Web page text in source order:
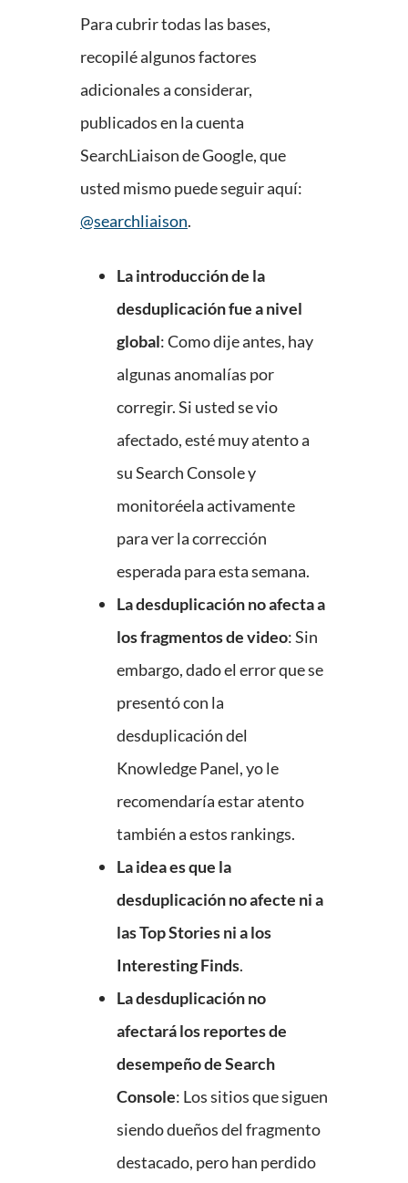
Para cubrir todas las bases,
recopilé algunos factores
adicionales a considerar,
publicados en la cuenta
SearchLiaison de Google, que
usted mismo puede seguir aquí:
@searchliaison.
La introducción de la
desduplicación fue a nivel
global: Como dije antes, hay
algunas anomalías por
corregir. Si usted se vio
afectado, esté muy atento a
su Search Console y
monitoréela activamente
para ver la corrección
esperada para esta semana.
La desduplicación no afecta a
los fragmentos de video: Sin
embargo, dado el error que se
presentó con la
desduplicación del
Knowledge Panel, yo le
recomendaría estar atento
también a estos rankings.
La idea es que la
desduplicación no afecte ni a
las Top Stories ni a los
Interesting Finds.
La desduplicación no
afectará los reportes de
desempeño de Search
Console: Los sitios que siguen
siendo dueños del fragmento
destacado, pero han perdido